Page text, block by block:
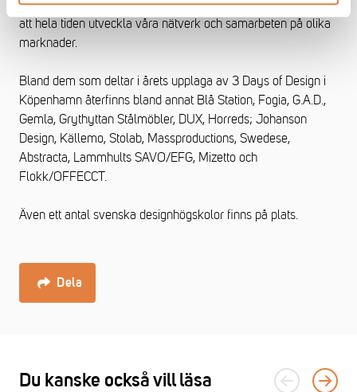
var och hur man vill ställa ut och därför är det viktigt för oss
att hela tiden utveckla våra nätverk och samarbeten på olika
marknader.
Bland dem som deltar i årets upplaga av 3 Days of Design i
Köpenhamn återfinns bland annat Blå Station, Fogia, G.A.D.,
Gemla, Grythyttan Stålmöbler, DUX, Horreds; Johanson
Design, Källemo, Stolab, Massproductions, Swedese,
Abstracta, Lammhults SAVO/EFG, Mizetto och
Flokk/OFFECCT.
Även ett antal svenska designhögskolor finns på plats.
Dela
Du kanske också vill läsa